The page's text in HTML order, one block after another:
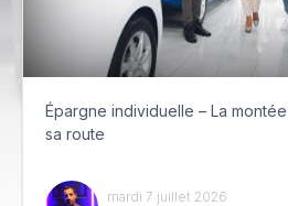
Épargne individuelle – La
sa route
mardi 7 juillet 2026